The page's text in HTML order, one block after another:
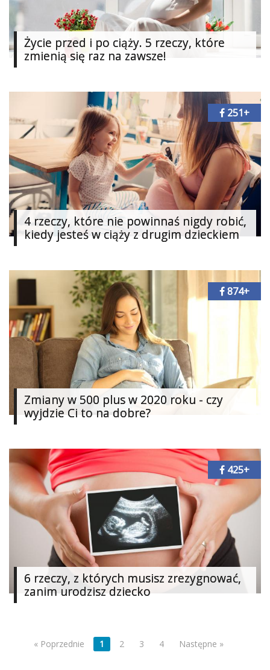
Życie przed i po ciąży. 5 rzeczy, które
zmienią się raz na zawsze!
4 rzeczy, które nie powinnaś nigdy robić,
kiedy jesteś w ciąży z drugim dzieckiem
251+
Zmiany w 500 plus w 2020 roku - czy
wyjdzie Ci to na dobre?
874+
6 rzeczy, z których musisz zrezygnować,
zanim urodzisz dziecko
425+
« Poprzednie 1 2 3 4 Następne »